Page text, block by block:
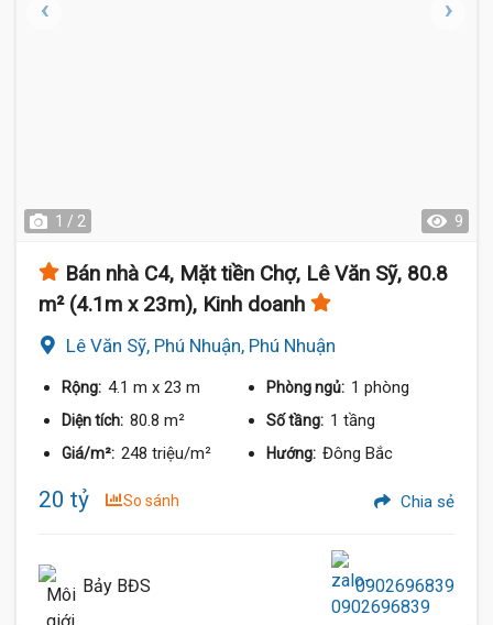
1 / 2 9
Bán nhà C4, Mặt tiền Chợ, Lê Văn Sỹ, 80.8
m² (4.1m x 23m), Kinh doanh
Lê Văn Sỹ, Phú Nhuận, Phú Nhuận
Rộng: 4.1 m x 23 m Phòng ngủ: 1 phòng
Diện tích: 80.8 m² Số tầng: 1 tầng
Giá/m²: 248 triệu/m² Hướng: Đông Bắc
20 tỷ So sánh Chia sẻ
Bảy BĐS 0902696839